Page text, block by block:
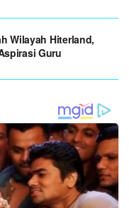
Wilayah Hiterland,
Guru